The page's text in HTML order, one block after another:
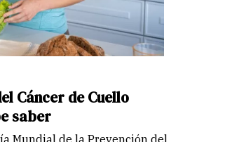
Cáncer de Cuello
saber